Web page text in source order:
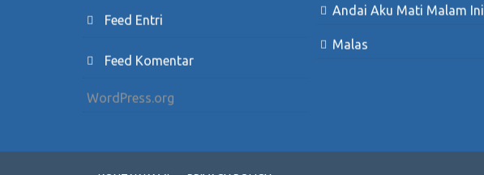
Feed Entri
Feed Komentar
WordPress.org
Andai Aku Mati Malam Ini
Malas